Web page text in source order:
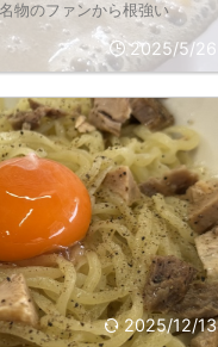
2025/5/26
物のファンから根強い
2025/12/13